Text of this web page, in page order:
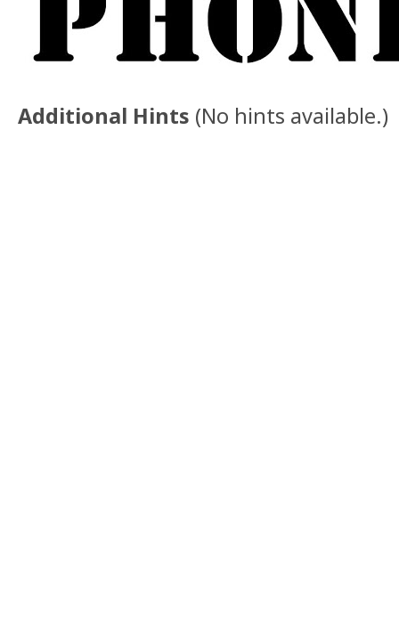
Additional Hints (No hints available.)